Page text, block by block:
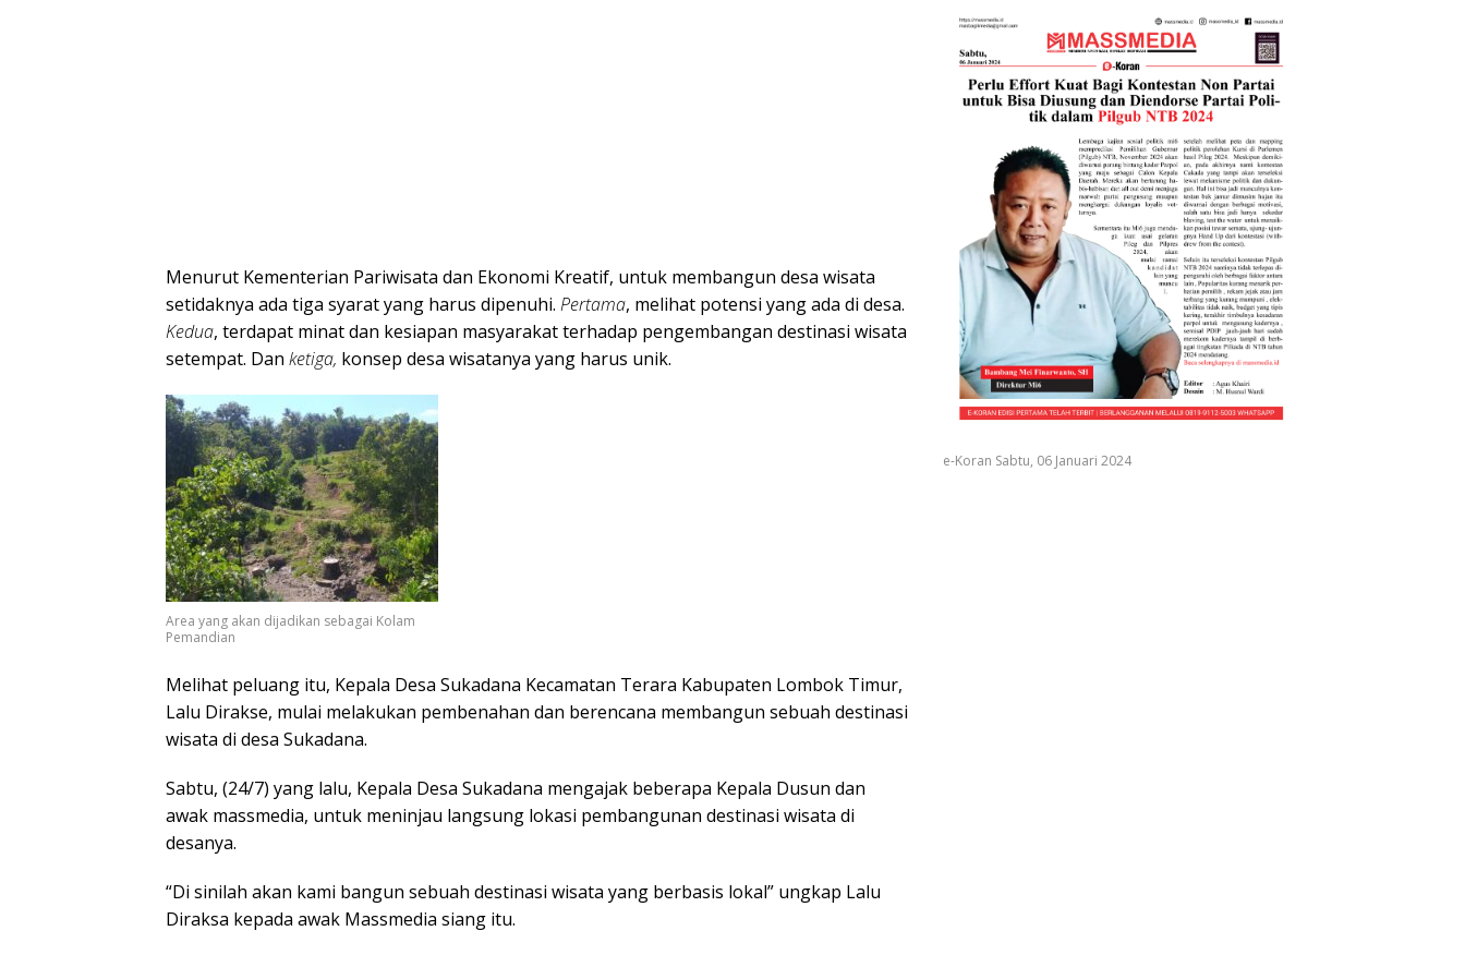
Menurut Kementerian Pariwisata dan Ekonomi Kreatif, untuk membangun desa wisata
setidaknya ada tiga syarat yang harus dipenuhi. Pertama, melihat potensi yang ada di desa.
Kedua, terdapat minat dan kesiapan masyarakat terhadap pengembangan destinasi wisata
setempat. Dan ketiga, konsep desa wisatanya yang harus unik.
Area yang akan dijadikan sebagai Kolam
Pemandian
Melihat peluang itu, Kepala Desa Sukadana Kecamatan Terara Kabupaten Lombok Timur,
Lalu Dirakse, mulai melakukan pembenahan dan berencana membangun sebuah destinasi
wisata di desa Sukadana.
Sabtu, (24/7) yang lalu, Kepala Desa Sukadana mengajak beberapa Kepala Dusun dan
awak massmedia, untuk meninjau langsung lokasi pembangunan destinasi wisata di
desanya.
“Di sinilah akan kami bangun sebuah destinasi wisata yang berbasis lokal” ungkap Lalu
Diraksa kepada awak Massmedia siang itu.
e-Koran Sabtu, 06 Januari 2024